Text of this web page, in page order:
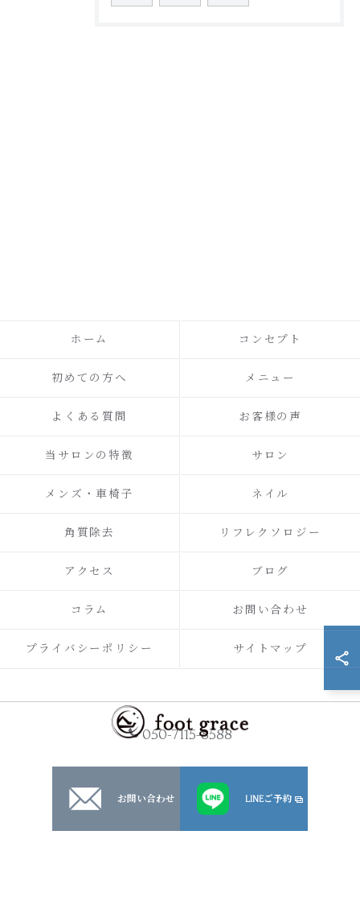
050-7115-8588
お問い合わせ LINEご予約
ホーム コンセプト
初めての方へ メニュー
よくある質問 お客様の声
当サロンの特徴 サロン
メンズ・車椅子 ネイル
角質除去 リフレクソロジー
アクセス ブログ
コラム お問い合わせ
プライバシーポリシー サイトマップ
© 2026 川崎市・横浜市の訪問フットケア｜足と爪のお手入れ屋さん